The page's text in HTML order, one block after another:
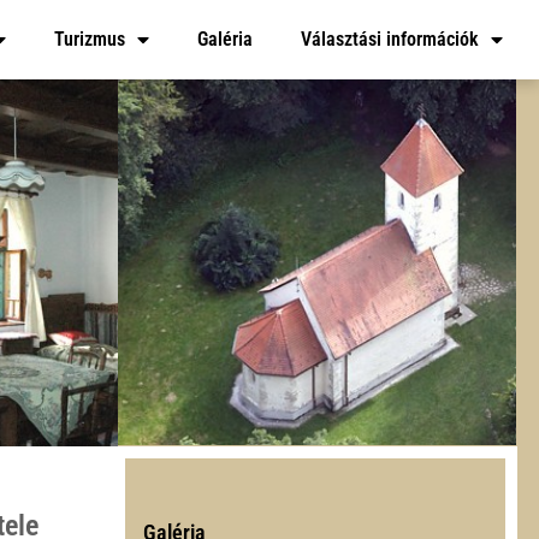
Turizmus Galéria Választási információk
Galéria